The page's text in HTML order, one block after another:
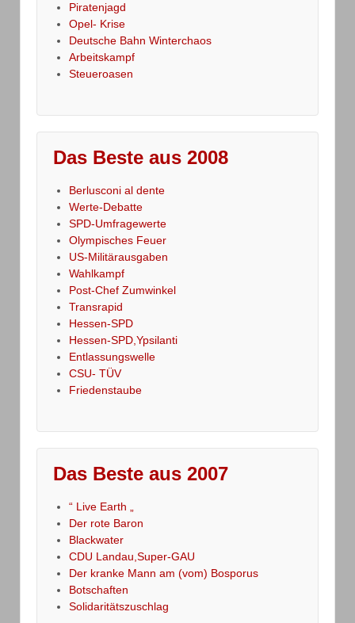
Piratenjagd
Opel- Krise
Deutsche Bahn Winterchaos
Arbeitskampf
Steueroasen
Das Beste aus 2008
Berlusconi al dente
Werte-Debatte
SPD-Umfragewerte
Olympisches Feuer
US-Militärausgaben
Wahlkampf
Post-Chef Zumwinkel
Transrapid
Hessen-SPD
Hessen-SPD,Ypsilanti
Entlassungswelle
CSU- TÜV
Friedenstaube
Das Beste aus 2007
“ Live Earth „
Der rote Baron
Blackwater
CDU Landau,Super-GAU
Der kranke Mann am (vom) Bosporus
Botschaften
Solidaritätszuschlag